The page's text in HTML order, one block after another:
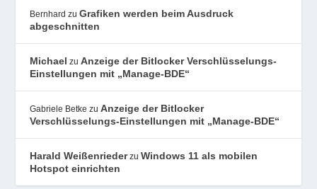
Bernhard zuGrafiken werden beim Ausdruck
abgeschnitten
Michael zuAnzeige der Bitlocker Verschlüsselungs-
Einstellungen mit „Manage-BDE“
Gabriele Betke zuAnzeige der Bitlocker
Verschlüsselungs-Einstellungen mit „Manage-BDE“
Harald WeißenriederzuWindows 11 als mobilen
Hotspot einrichten